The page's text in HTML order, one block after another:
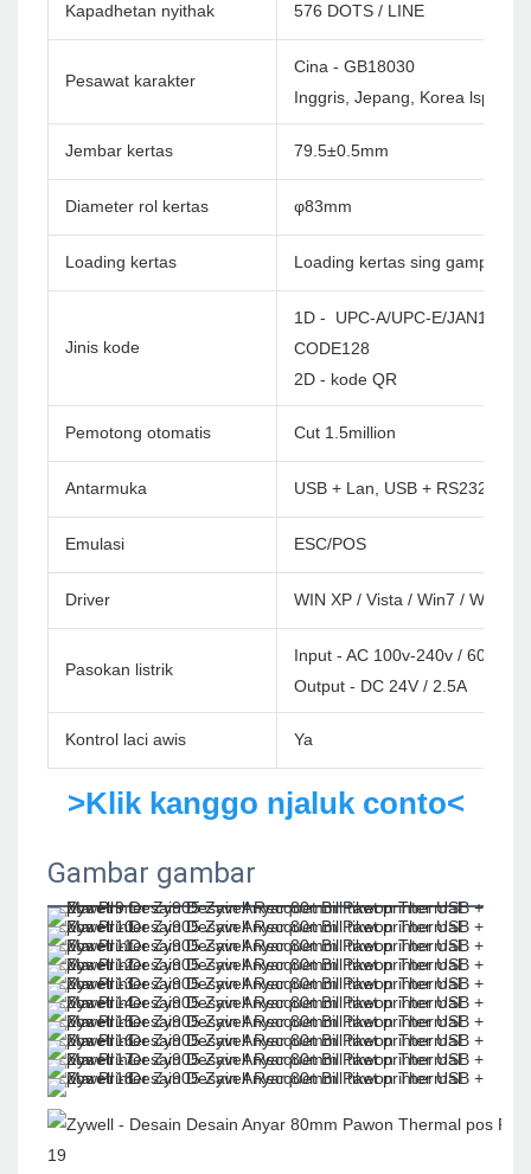
Kapadhetan nyithak 576 DOTS / LINE
Pesawat karakter
Cina - GB18030
Inggris, Jepang, Korea lsp.
Jembar kertas 79.5±0.5mm
Diameter rol kertas φ83mm
Loading kertas Loading kertas sing gampang
Jinis kode
1D - UPC-A/UPC-E/
CODE128
2D - kode QR
Pemotong otomatis Cut 1.5million
Antarmuka USB + Lan, USB + RS232 +
Emulasi ESC/POS
Driver WIN XP / Vista / Win7 / Win8 /
Pasokan listrik
Input - AC 100v-240v / 60Hz
Output - DC 24V / 2.5A
Kontrol laci awis Ya
>Klik kanggo njaluk conto<
Gambar gambar